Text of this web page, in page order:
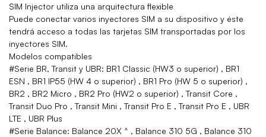
SIM Injector utiliza una arquitectura flexible
Puede conectar varios inyectores SIM a su dispositivo y éste
tendrá acceso a todas las tarjetas SIM transportadas por los
inyectores SIM.
Modelos compatibles
#Serie BR, Transit y UBR: BR1 Classic (HW3 o superior) , BR1
ESN , BR1 IP55 (HW 4 o superior) , BR1 Pro (HW 5 o superior) ,
BR2 , BR2 Micro , BR2 Pro (HW2 o superior) , Transit Core ,
Transit Duo Pro , Transit Mini , Transit Pro E , Transit Pro E , UBR
LTE , UBR Plus
#Serie Balance: Balance 20X ^ , Balance 310 5G , Balance 310